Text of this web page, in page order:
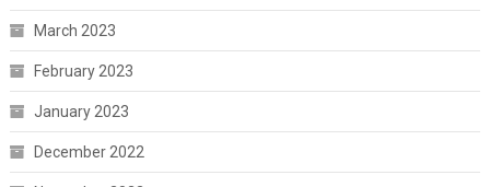
March 2023
February 2023
January 2023
December 2022